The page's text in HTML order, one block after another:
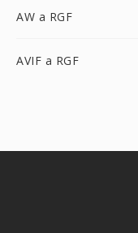
AW a RGF
AVIF a RGF